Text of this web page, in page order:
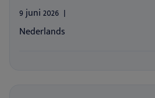
Français
Nederlands
9 juni 2026
Nederlands